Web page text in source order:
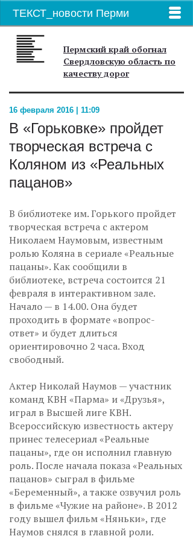
ТЕКСТ_новости Перми
Пермский край обогнал
Свердловскую область по
качеству дорог
16 февраля 2016 | 11:09
В «Горьковке» пройдет
творческая встреча с
Коляном из «Реальных
пацанов»
В библиотеке им. Горького пройдет
творческая встреча с актером
Николаем Наумовым, известным
ролью Коляна в сериале «Реальные
пацаны». Как сообщили в
библиотеке, встреча состоится 21
февраля в интерактивном зале.
Начало — в 14.00. Она будет
проходить в формате «вопрос-
ответ» и будет длиться
ориентировочно 2 часа. Вход
свободный.
Актер Николай Наумов — участник
команд КВН «Парма» и «Друзья»,
играл в Высшей лиге КВН.
Всероссийскую известность актеру
принес телесериал «Реальные
пацаны», где он исполнил главную
роль. После начала показа «Реальных
пацанов» сыграл в фильме
«Беременный», а также озвучил роль
в фильме «Чужие на районе». В 2012
году вышел фильм «Няньки», где
Наумов снялся в главной роли.